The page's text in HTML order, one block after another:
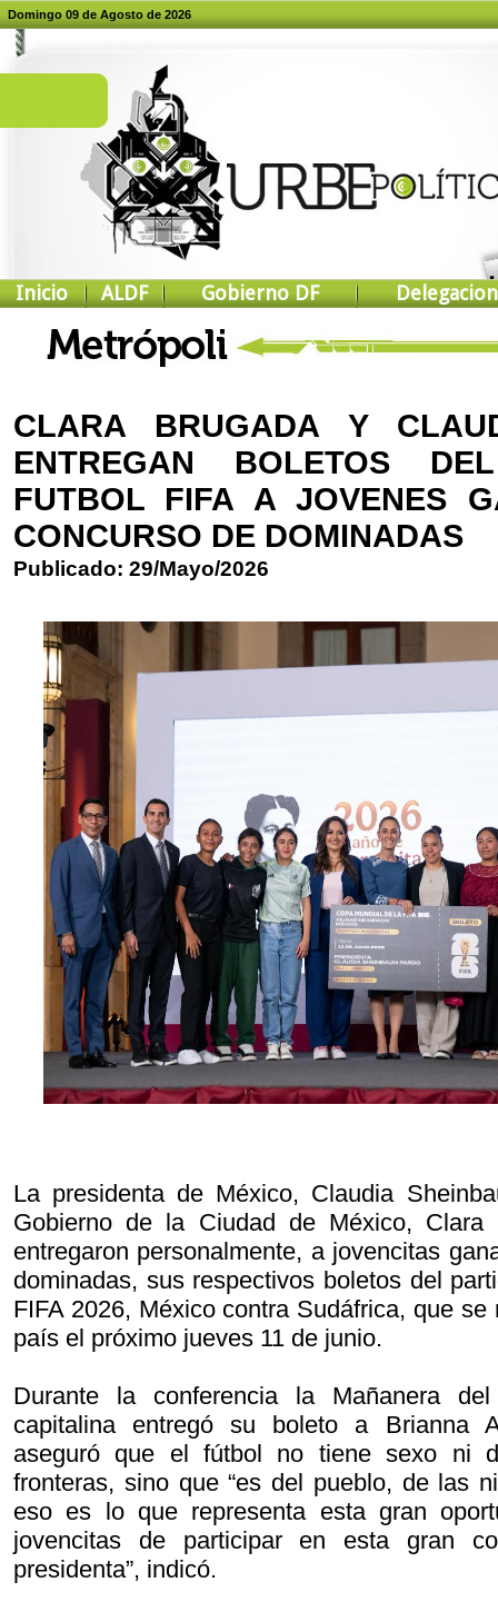
Domingo 09 de Agosto de 2026
Inicio ALDF Gobierno DF
CLARA BRUGADA Y
ENTREGAN BOLETOS
FUTBOL FIFA A JOVENES
CONCURSO DE DOMINADAS
Publicado: 29/Mayo/2026
La presidenta de México, Claudia
Gobierno de la Ciudad de México, Clara
entregaron personalmente, a jovencitas
dominadas, sus respectivos boletos del
FIFA 2026, México contra Sudáfrica, que
país el próximo jueves 11 de junio.
Durante la conferencia la Mañanera
capitalina entregó su boleto a ⁠Brianna
aseguró que el fútbol no tiene sexo ni
fronteras, sino que “es del pueblo, de las
eso es lo que representa esta gran
jovencitas de participar en esta gran
presidenta”, indicó.